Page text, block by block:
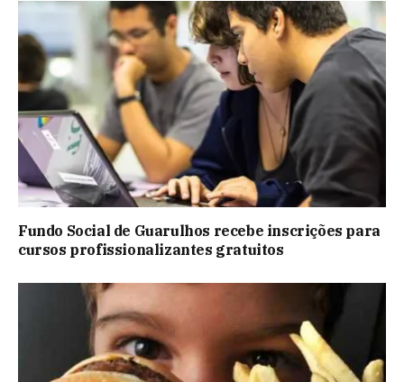
Fundo Social de Guarulhos recebe inscrições para
cursos profissionalizantes gratuitos